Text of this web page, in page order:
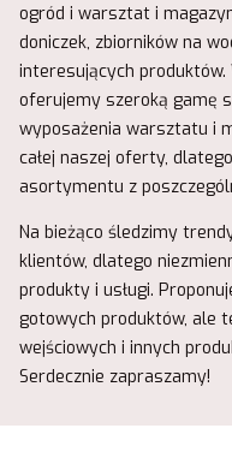
ogród i warsztat i
doniczek, zbiorników na
interesujących
oferujemy szeroką gamę
wyposażenia warsztatu i
całej naszej oferty,
asortymentu z
Na bieżąco śledzimy
klientów, dlatego
produkty i usługi.
gotowych produktów, ale
wejściowych i innych
Serdecznie zapraszamy!